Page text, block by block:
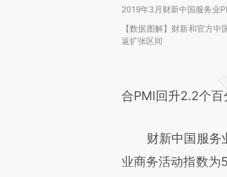
2019年3月财新中国服务业
【数据图解】财新和官方
返扩张区间
合PMI回升2.2个百
财新中国服务业
业商务活动指数为